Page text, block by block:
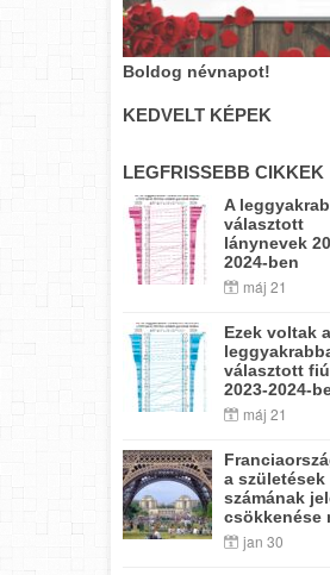
Boldog névnapot!
KEDVELT KÉPEK
LEGFRISSEBB CIKKEK
A
választott
lánynevek
2024-ben
máj 21
Ezek voltak a
választott
2023-2024-
máj 21
a születések
számának
csökkenése
jan 30